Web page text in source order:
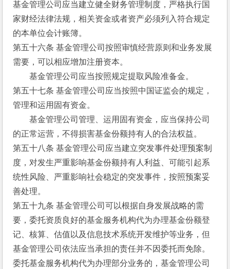
基金管理公司应当建立健全财务管理制度，严格执行国
家财经法律法规，相关资金或者资产必须列入符合规定
的本单位会计账簿。
第五十六条 基金管理公司按照审慎经营原则和业务发展
需要，可以相应增加注册资本。
基金管理公司应当按照规定提取风险准备金。
第五十七条 基金管理公司应当按照中国证监会的规定，
管理和运用固有资金。
基金管理公司管理、运用固有资金，应当保持公司
的正常运营，不得损害基金份额持有人的合法权益。
第五十八条 基金管理公司应当建立突发事件处理预案制
度，对发生严重影响基金份额持有人利益、可能引起系
统性风险、严重影响社会稳定的突发事件，按照预案妥
善处理。
第五十九条 基金管理公司可以根据自身发展战略的需
要，委托资质良好的基金服务机构代为办理基金份额登
记、核算、估值以及信息技术系统开发维护等业务，但
基金管理公司依法应当承担的责任并不因委托而免除。
委托基金服务机构代为办理部分业务的，基金管理公司